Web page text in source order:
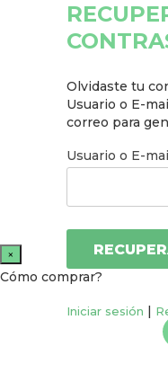
Olvidaste tu
Usuario o E-
correo para
Usuario o E-mail
Iniciar sesión
×
Cómo comprar?